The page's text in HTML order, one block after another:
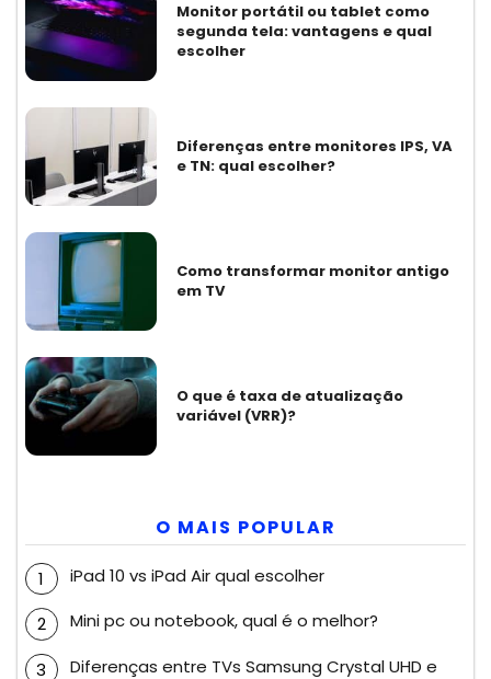
Monitor portátil ou tablet como
segunda tela: vantagens e qual
escolher
Diferenças entre monitores IPS, VA
e TN: qual escolher?
Como transformar monitor antigo
em TV
O que é taxa de atualização
variável (VRR)?
O MAIS POPULAR
iPad 10 vs iPad Air qual escolher
Mini pc ou notebook, qual é o melhor?
Diferenças entre TVs Samsung Crystal UHD e